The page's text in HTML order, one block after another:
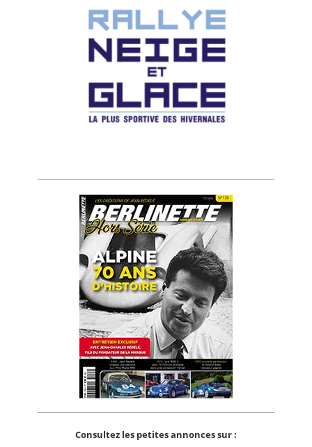
Consultez les petites annonces sur :